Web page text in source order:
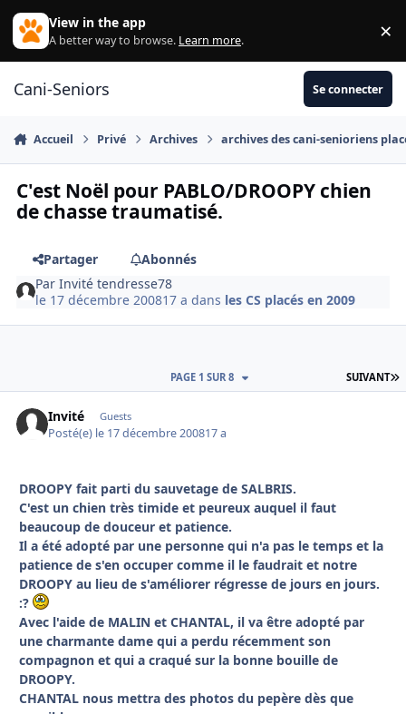
Aller au contenu
View in the app
A better way to browse. Learn more. ×
Cani-Seniors Se connecter
Accueil Privé Archives archives des cani-senioriens
C'est Noël pour PABLO/DROOPY chien
de chasse traumatisé.
Partager
Abonnés
ParInvité tendresse78
le 17 décembre 200817 a dans les CS placés en 2009
SUIVANT
PAGE 1 SUR 8
Invité Guests
Posté(e) le 17 décembre 200817 a
DROOPY fait parti du sauvetage de SALBRIS.
C'est un chien très timide et peureux auquel il faut
beaucoup de douceur et patience.
Il a été adopté par une personne qui n'a pas le temps et la
patience de s'en occuper comme il le faudrait et notre
DROOPY au lieu de s'améliorer régresse de jours en jours.
:?
Avec l'aide de MALIN et CHANTAL, il va être adopté par
une charmante dame qui a perdu récemment son
compagnon et qui a craqué sur la bonne bouille de
DROOPY.
CHANTAL nous mettra des photos du pepère dès que